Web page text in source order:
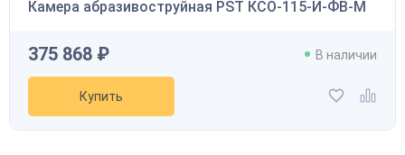
Камера абразивоструйная PST КСО-115-И-ФВ-М
375 868 ₽ В наличии
Купить